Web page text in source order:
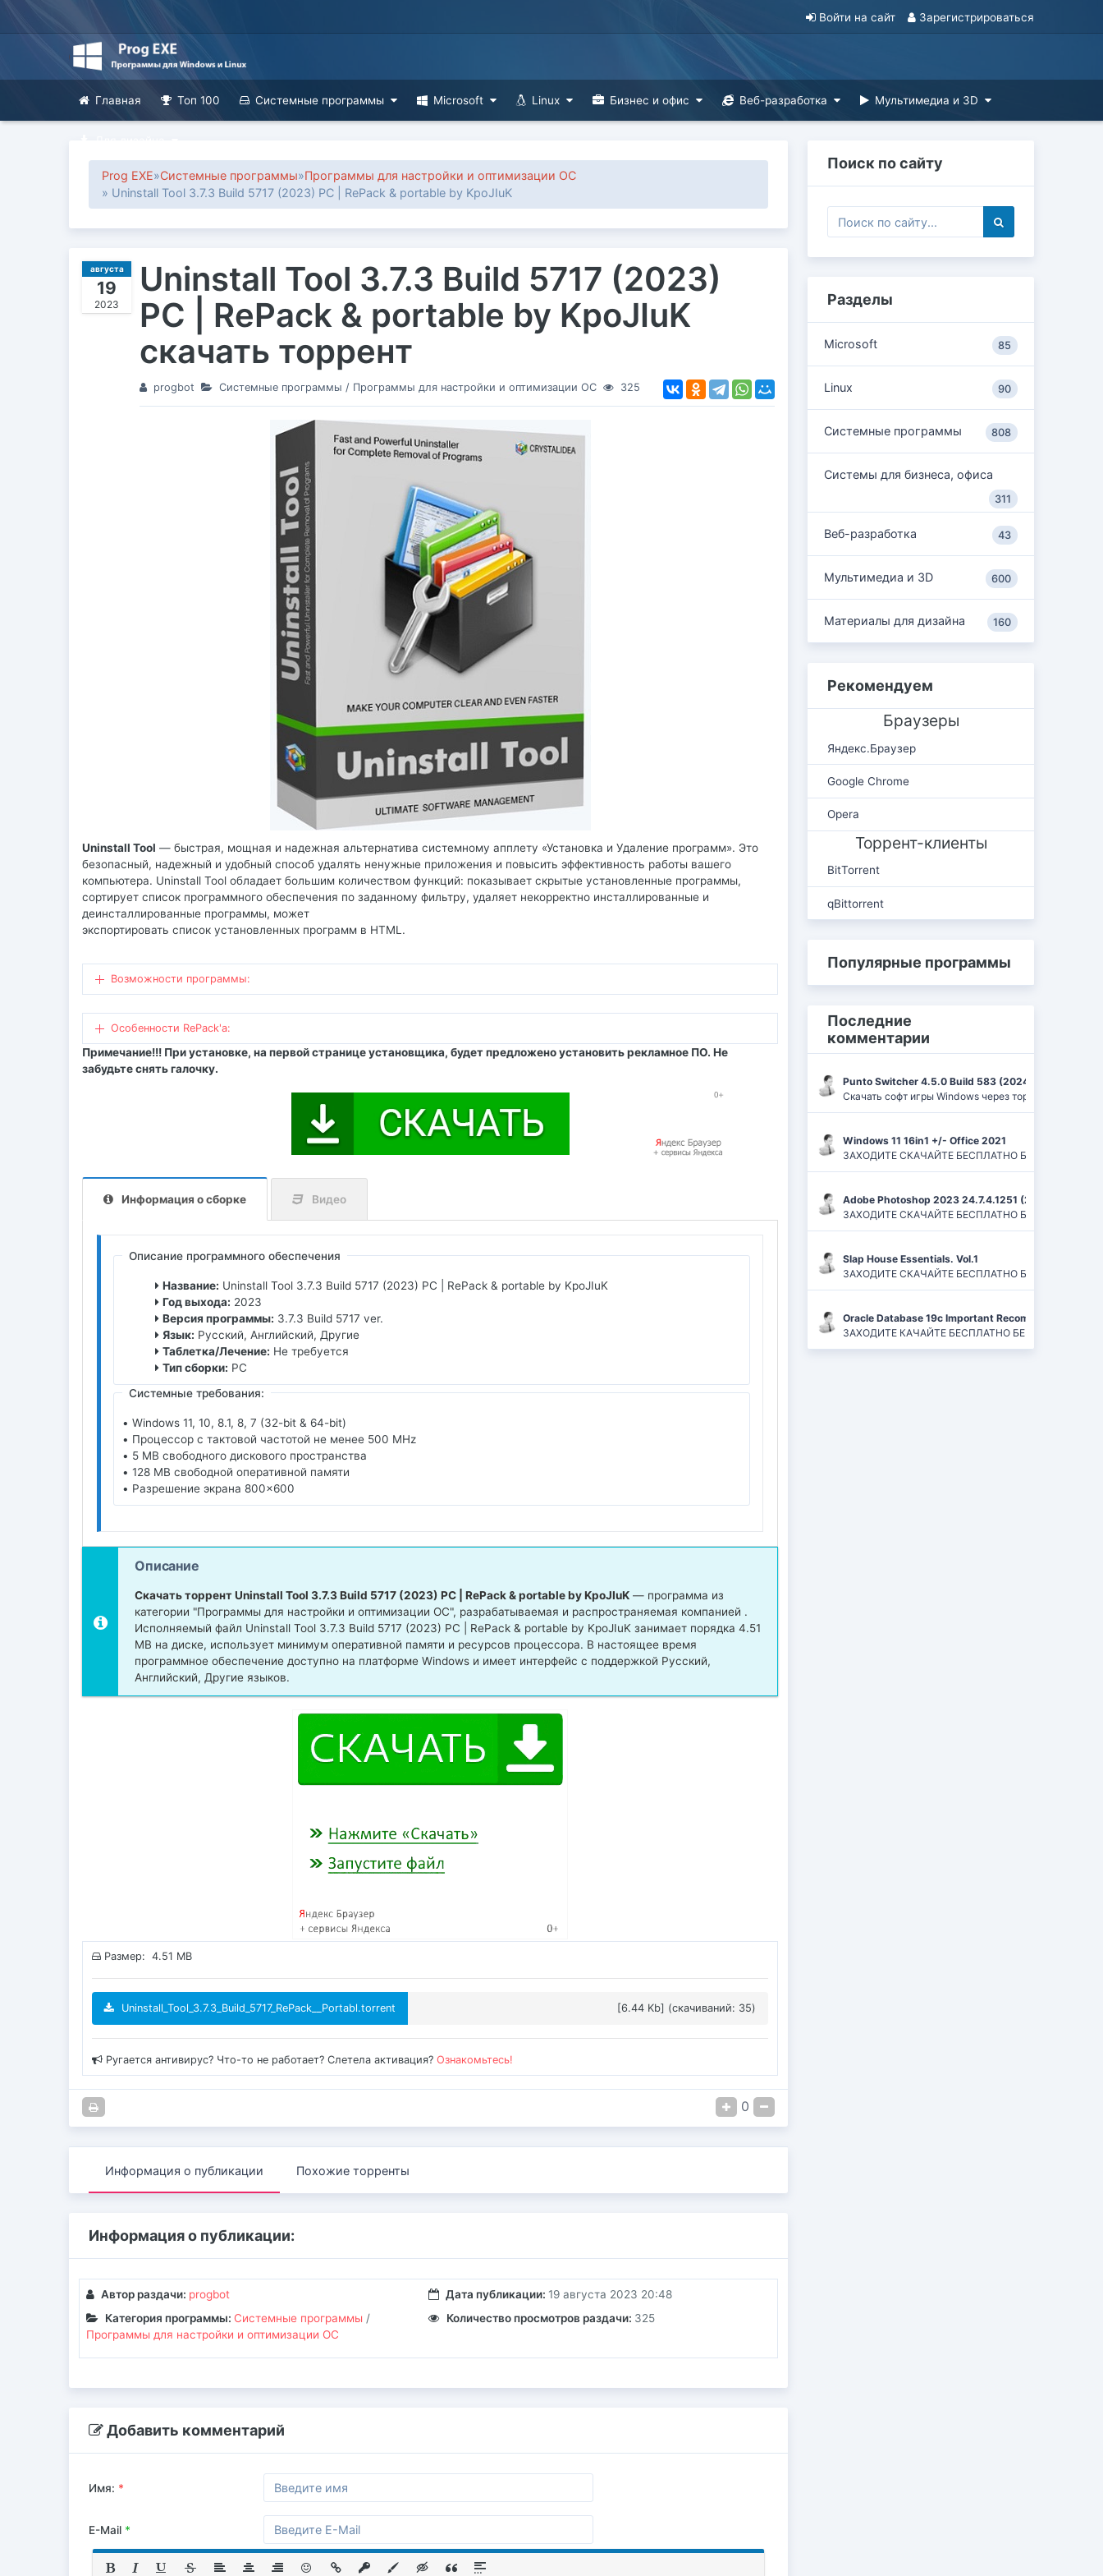
Войти на сайт Зарегистрироваться
Главная Топ 100 Системные программы Microsoft Linux Бизнес и офис Веб-разработка Мультимедиа и 3D
Prog EXE»Системные программы»Программы для настройки и оптимизации ОС
» Uninstall Tool 3.7.3 Build 5717 (2023) PC | RePack & portable by KpoJIuK
августа
19
2023
Uninstall Tool 3.7.3 Build 5717 (2023)
PC | RePack & portable by KpoJIuK
скачать торрент
progbot Системные программы / Программы для настройки и оптимизации ОС 325
Uninstall Tool — быстрая, мощная и надежная альтернатива системному апплету «Установка и Удаление программ». Это
безопасный, надежный и удобный способ удалять ненужные приложения и повысить эффективность работы вашего
компьютера. Uninstall Tool обладает большим количеством функций: показывает скрытые установленные программы,
сортирует список программного обеспечения по заданному фильтру, удаляет некорректно инсталлированные и
деинсталлированные программы, может
экспортировать список установленных программ в HTML.
Возможности программы:
Особенности RePack'a:
Примечание!!! При установке, на первой странице установщика, будет предложено установить рекламное ПО. Не
забудьте снять галочку.
Информация о сборке Видео
Описание программного обеспечения
Название: Uninstall Tool 3.7.3 Build 5717 (2023) PC | RePack & portable by KpoJIuK
Год выхода: 2023
Версия программы: 3.7.3 Build 5717 ver.
Язык: Русский, Английский, Другие
Таблетка/Лечение: Не требуется
Тип сборки: PC
Системные требования:
• Windows 11, 10, 8.1, 8, 7 (32-bit & 64-bit)
• Процессор с тактовой частотой не менее 500 MHz
• 5 MB свободного дискового пространства
• 128 MB свободной оперативной памяти
• Разрешение экрана 800x600
Описание
Скачать торрент Uninstall Tool 3.7.3 Build 5717 (2023) PC | RePack & portable by KpoJIuK — программа из
категории "Программы для настройки и оптимизации ОС", разрабатываемая и распространяемая компанией .
Исполняемый файл Uninstall Tool 3.7.3 Build 5717 (2023) PC | RePack & portable by KpoJIuK занимает порядка 4.51
MB на диске, использует минимум оперативной памяти и ресурсов процессора. В настоящее время
программное обеспечение доступно на платформе Windows и имеет интерфейс с поддержкой Русский,
Английский, Другие языков.
Размер: 4.51 MB
Uninstall_Tool_3.7.3_Build_5717_RePack__Portabl.torrent [6.44 Kb] (cкачиваний: 35)
Ругается антивирус? Что-то не работает? Слетела активация?Ознакомьтесь!
0
Информация о публикации Похожие торренты
Информация о публикации:
Автор раздачи: progbot Дата публикации: 19 августа 2023 20:48
Категория программы: Системные программы /
Программы для настройки и оптимизации ОС
Количество просмотров раздачи: 325
Добавить комментарий
Имя: *
E-Mail *
Поиск по сайту
Разделы
Microsoft 85
Linux 90
Системные программы 808
Системы для бизнеса, офиса
311
Веб-разработка 43
Мультимедиа и 3D 600
Материалы для дизайна 160
Рекомендуем
Браузеры
Яндекс.Браузер
Google Chrome
Opera
Торрент-клиенты
BitTorrent
qBittorrent
Популярные программы
Последние
комментарии
Punto Switcher 4.5.0 Build 583 (2024) РС | RePack
Скачать софт игры Windows через торрент Ufrag:
Windows 11 16in1 +/- Office 2021
ЗАХОДИТЕ СКАЧАЙТЕ БЕСПЛАТНО БЕЗ
Adobe Photoshop 2023 24.7.4.1251 (2024) PC |
ЗАХОДИТЕ СКАЧАЙТЕ БЕСПЛАТНО БЕЗ
Slap House Essentials. Vol.1
ЗАХОДИТЕ СКАЧАЙТЕ БЕСПЛАТНО БЕЗ
Oracle Database 19c Important Recommended One-
ЗАХОДИТЕ КАЧАЙТЕ БЕСПЛАТНО БЕЗ РЕГИСТРАЦИЙ